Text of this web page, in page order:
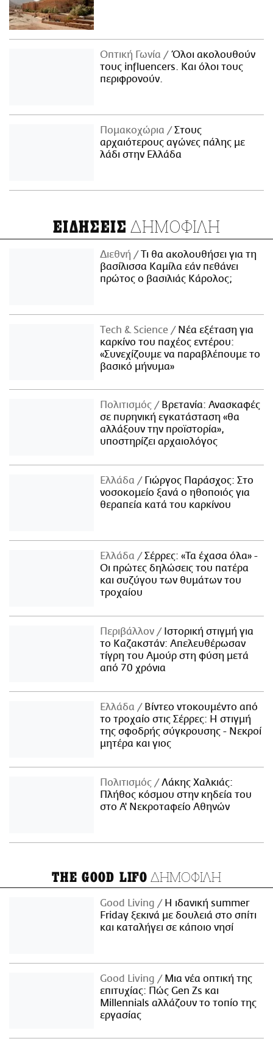
Οπτική Γωνία
Όλοι ακολουθούν
τους influencers. Και όλοι τους
περιφρονούν.
Πομακοχώρια
Στους
αρχαιότερους αγώνες πάλης με
λάδι στην Ελλάδα
ΕΙΔΗΣΕΙΣ ΔΗΜΟΦΙΛΗ
Διεθνή
Τι θα ακολουθήσει για τη
βασίλισσα Καμίλα εάν πεθάνει
πρώτος ο βασιλιάς Κάρολος;
Τech & Science
Νέα εξέταση για
καρκίνο του παχέος εντέρου:
«Συνεχίζουμε να παραβλέπουμε το
βασικό μήνυμα»
Πολιτισμός
Βρετανία: Ανασκαφές
σε πυρηνική εγκατάσταση «θα
αλλάξουν την προϊστορία»,
υποστηρίζει αρχαιολόγος
Ελλάδα
Γιώργος Παράσχος: Στο
νοσοκομείο ξανά ο ηθοποιός για
θεραπεία κατά του καρκίνου
Ελλάδα
Σέρρες: «Τα έχασα όλα» -
Οι πρώτες δηλώσεις του πατέρα
και συζύγου των θυμάτων του
τροχαίου
Περιβάλλον
Ιστορική στιγμή για
το Καζακστάν: Απελευθέρωσαν
τίγρη του Αμούρ στη φύση μετά
από 70 χρόνια
Ελλάδα
Βίντεο ντοκουμέντο από
το τροχαίο στις Σέρρες: Η στιγμή
της σφοδρής σύγκρουσης - Νεκροί
μητέρα και γιος
Πολιτισμός
Λάκης Χαλκιάς:
Πλήθος κόσμου στην κηδεία του
στο Α' Νεκροταφείο Αθηνών
THE GOOD LIFO ΔΗΜΟΦΙΛΗ
Good Living
Η ιδανική summer
Friday ξεκινά με δουλειά στο σπίτι
και καταλήγει σε κάποιο νησί
Good Living
Μια νέα οπτική της
επιτυχίας: Πώς Gen Zs και
Millennials αλλάζουν το τοπίο της
εργασίας